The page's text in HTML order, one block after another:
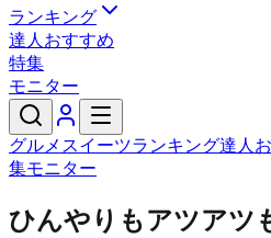
ランキング
達人おすすめ
特集
モニター
グルメ スイーツランキング達人
集モニター
ひんやりもアツアツ